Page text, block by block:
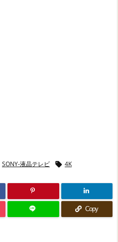
SONY-液晶テレビ  4K
Copy